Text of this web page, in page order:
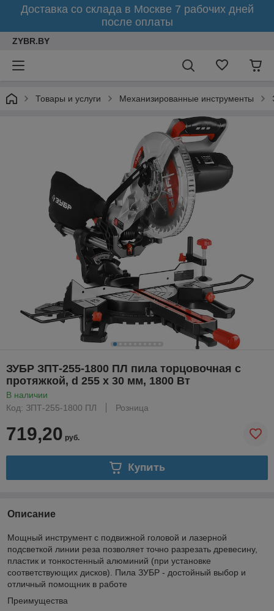
Доставка со склада в Москве 7 рабочих дней
после оплаты
ZYBR.BY
Товары и услуги Механизированные инструменты
ЗУБР ЗПТ-255-1800 ПЛ пила торцовочная с
протяжкой, d 255 х 30 мм, 1800 Вт
В наличии
Код: ЗПТ-255-1800 ПЛ
Розница
719,20 руб.
Купить
Описание
Мощный инструмент с подвижной головой и лазерной
подсветкой линии реза позволяет точно разрезать древесину,
пластик и тонкостенный алюминий (при установке
соответствующих дисков). Пила ЗУБР - достойный выбор и
отличный помощник в работе
Преимущества